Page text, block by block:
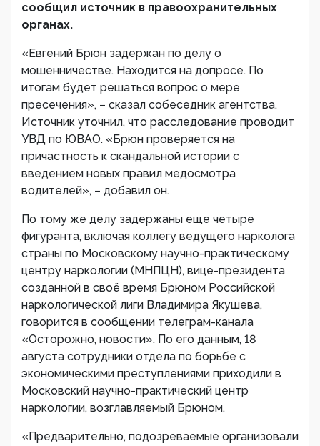
сообщил источник в правоохранительных
органах.
«Евгений Брюн задержан по делу о
мошенничестве. Находится на допросе. По
итогам будет решаться вопрос о мере
пресечения», – сказал собеседник агентства.
Источник уточнил, что расследование проводит
УВД по ЮВАО. «Брюн проверяется на
причастность к скандальной истории с
введением новых правил медосмотра
водителей», – добавил он.
По тому же делу задержаны еще четыре
фигуранта, включая коллегу ведущего нарколога
страны по Московскому научно-практическому
центру наркологии (МНПЦН), вице-президента
созданной в своё время Брюном Российской
наркологической лиги Владимира Якушева,
говорится в сообщении телеграм-канала
«Осторожно, новости». По его данным, 18
августа сотрудники отдела по борьбе с
экономическими преступлениями приходили в
Московский научно-практический центр
наркологии, возглавляемый Брюном.
«Предварительно, подозреваемые организовали